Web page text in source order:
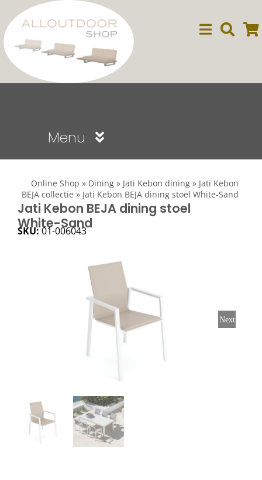
naar
inhoud
Menu
Dining
Deck Chairs + voetbanken
Online Shop » Dining » Jati Kebon dining » Jati Kebon
BEJA collectie » Jati Kebon BEJA dining stoel White-Sand
Jati Kebon BEJA dining stoel
White-Sand
SKU:01-006043
Next